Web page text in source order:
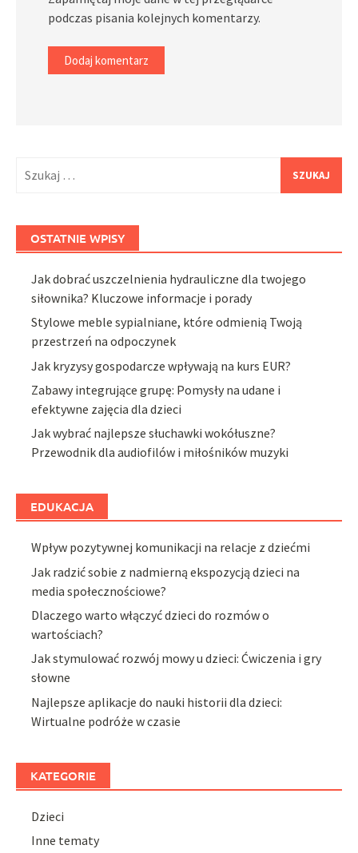
podczas pisania kolejnych komentarzy.
OSTATNIE WPISY
Jak dobrać uszczelnienia hydrauliczne dla twojego
siłownika? Kluczowe informacje i porady
Stylowe meble sypialniane, które odmienią Twoją
przestrzeń na odpoczynek
Jak kryzysy gospodarcze wpływają na kurs EUR?
Zabawy integrujące grupę: Pomysły na udane i
efektywne zajęcia dla dzieci
Jak wybrać najlepsze słuchawki wokółuszne?
Przewodnik dla audiofilów i miłośników muzyki
EDUKACJA
Wpływ pozytywnej komunikacji na relacje z dziećmi
Jak radzić sobie z nadmierną ekspozycją dzieci na
media społecznościowe?
Dlaczego warto włączyć dzieci do rozmów o
wartościach?
Jak stymulować rozwój mowy u dzieci: Ćwiczenia i gry
słowne
Najlepsze aplikacje do nauki historii dla dzieci:
Wirtualne podróże w czasie
KATEGORIE
Dzieci
Inne tematy